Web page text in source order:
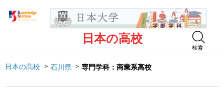
日本の高校
検索
日本の高校 石川県 専門学科：商業系高校